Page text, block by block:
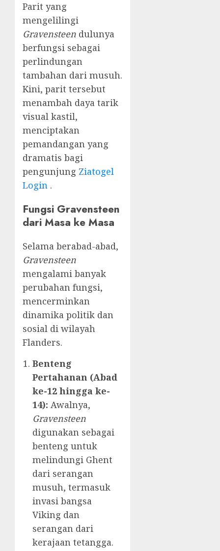
Parit yang
mengelilingi
Gravensteen dulunya
berfungsi sebagai
perlindungan
tambahan dari musuh.
Kini, parit tersebut
menambah daya tarik
visual kastil,
menciptakan
pemandangan yang
dramatis bagi
pengunjung Ziatogel
Login .
Fungsi Gravensteen
dari Masa ke Masa
Selama berabad-abad,
Gravensteen
mengalami banyak
perubahan fungsi,
mencerminkan
dinamika politik dan
sosial di wilayah
Flanders.
Benteng
Pertahanan (Abad
ke-12 hingga ke-
14): Awalnya,
Gravensteen
digunakan sebagai
benteng untuk
melindungi Ghent
dari serangan
musuh, termasuk
invasi bangsa
Viking dan
serangan dari
kerajaan tetangga.